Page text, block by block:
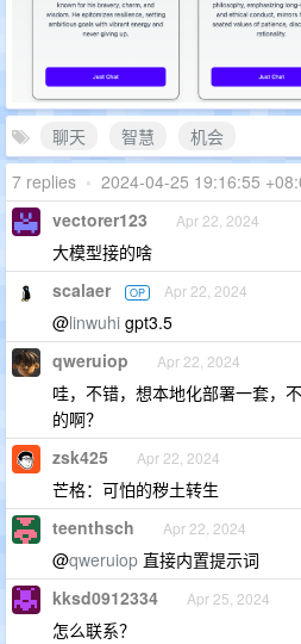
聊天 智慧
机会
7 replies • 2024-04-25 19:16:55
vectorer123 Apr 22, 2024
大模型接的啥
scalaer OP Apr 22, 2024
@linwuhi gpt3.5
qweruiop Apr 22, 2024
哇，不错，想本地化部署一套，
的啊？
zsk425 Apr 22, 2024
芒格：可怕的秽土转生
teenthsch Apr 22, 2024
@qweruiop 直接内置提示词
kksd0912334 Apr 25, 2024
怎么联系？